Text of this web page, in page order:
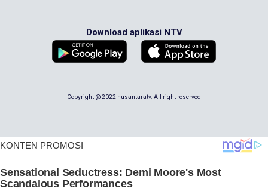
Download aplikasi NTV
Copyright @ 2022 nusantaratv. All right reserved